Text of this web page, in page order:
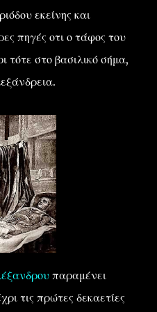
εκείνης και
πηγές οτι ο τάφος του
τότε στο βασιλικό σήμα,
παραμένει
τις πρώτες δεκαετίες